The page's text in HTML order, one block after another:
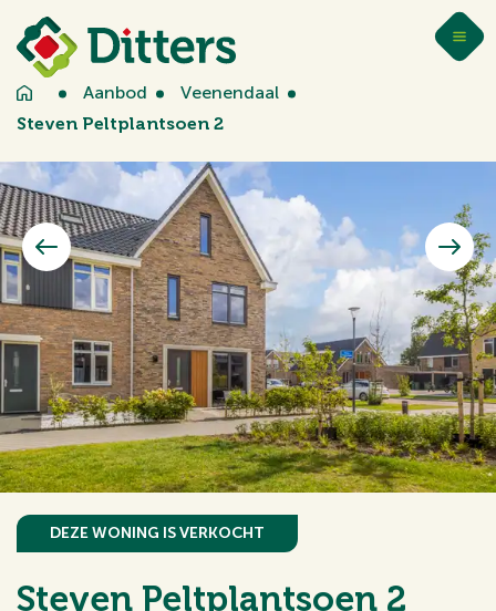
Aanbod
Veenendaal
Steven Peltplantsoen 2
DEZE WONING IS VERKOCHT
Steven Peltplantsoen 2